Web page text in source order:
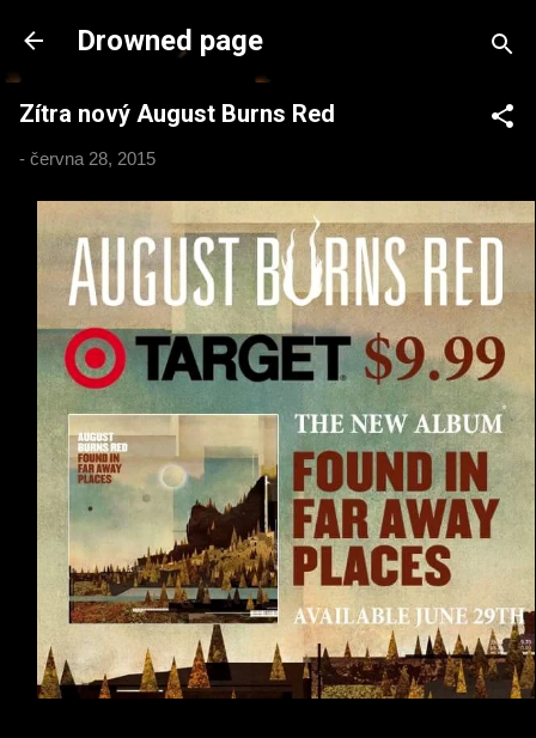
Přeskočit na hlavní obsah
Drowned page
Zítra nový August Burns Red
- června 28, 2015